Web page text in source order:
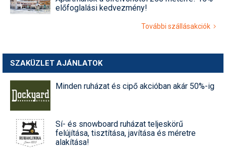
előfoglalási kedvezmény!
További szállásakciók
SZAKÜZLET AJÁNLATOK
Minden ruházat és cipő akcióban akár 50%-ig
Sí- és snowboard ruházat teljeskörű
felújítása, tisztítása, javítása és méretre
alakítása!